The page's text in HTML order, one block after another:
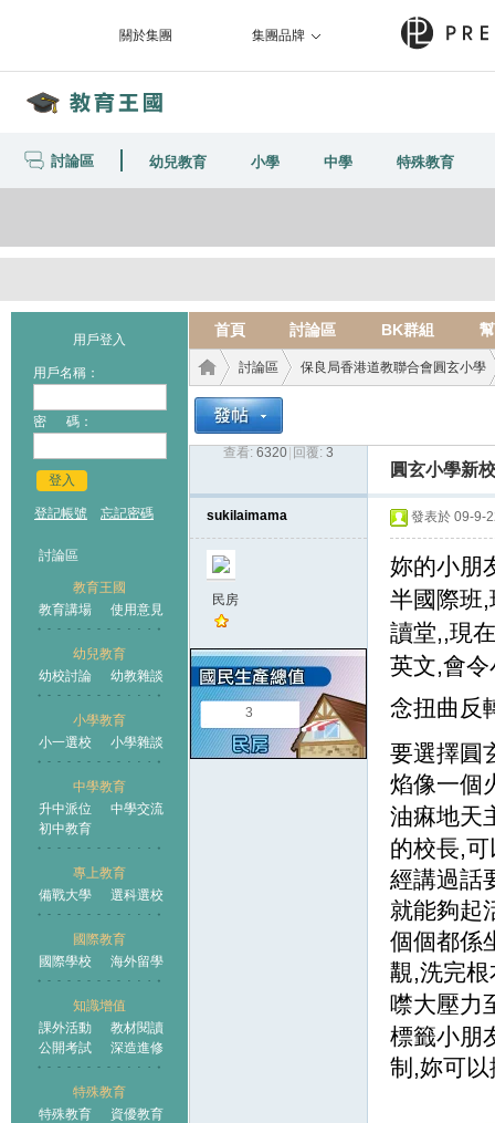
關於集團 集團品牌
討論區 幼兒教育 小學 中學 特殊教育
用戶登入
用戶名稱：
密 碼：
登入
登記帳號 忘記密碼
討論區
教育王國
教育講場
使用意見
幼兒教育
幼校討論
幼教雜談
小學教育
小一選校
小學雜談
中學教育
升中派位
中學交流
初中教育
專上教育
備戰大學
選科選校
國際教育
國際學校
海外留學
知識增值
課外活動
教材閱讀
公開考試
深造進修
特殊教育
特殊教育
資優教育
首頁 討論區 BK群組
王國
討論區
›
保良局香港道教聯合會圓玄小學
›
查看: 6320 回覆: 3
圓玄小學新
sukilaimama
民房
3
發表於 09-9-
妳的小朋
半國際班
讀堂,,現
英文,會
念扭曲反
要選擇圓
焰像一個
油痳地天
的校長,
經講過話
就能夠起
個個都係
覯,洗完
噤大壓力
標籤小朋
制,妳可